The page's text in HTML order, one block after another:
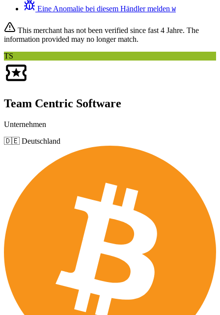
Eine Anomalie bei diesem Händler melden W
This merchant has not been verified since fast 4 Jahre. The
information provided may no longer match.
TS
Team Centric Software
Unternehmen
🇩🇪 Deutschland